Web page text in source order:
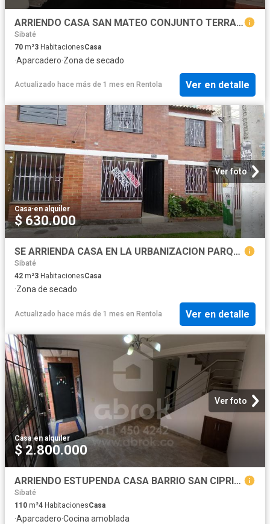
ARRIENDO CASA SAN MATEO CONJUNTO TERRA GRANDE CERCA A TERREROS SOACHA
Sibaté
70 m²3 HabitacionesCasa
·Aparcadero·Zona de secado
Actualizado hace más de 1 mes en Rentola Ver en detalle
Ver foto
Casa·en alquiler
$ 630.000
SE ARRIENDA CASA EN LA URBANIZACION PARQUES DEL MUNA EN SIBATE CUNDINAMARCA
Sibaté
42 m²3 HabitacionesCasa
·Zona de secado
Actualizado hace más de 1 mes en Rentola Ver en detalle
Ver foto
Casa·en alquiler
$ 2.800.000
ARRIENDO ESTUPENDA CASA BARRIO SAN CIPRIANO TOBERIN CASAS DE PICADILLY
Sibaté
110 m²4 HabitacionesCasa
·Aparcadero·Cocina amoblada